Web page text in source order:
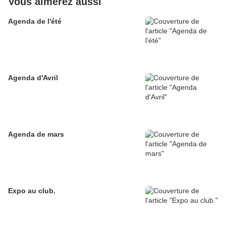
Agenda de l'été
Agenda d'Avril
Agenda de mars
Expo au club.